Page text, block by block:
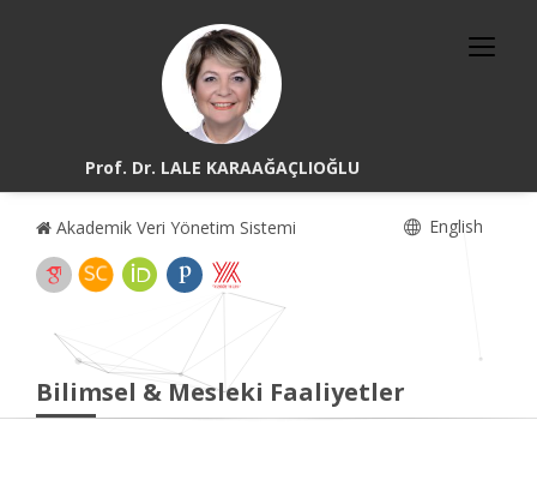
Prof. Dr. LALE KARAAĞAÇLIOĞLU
Akademik Veri Yönetim Sistemi English
Bilimsel & Mesleki Faaliyetler